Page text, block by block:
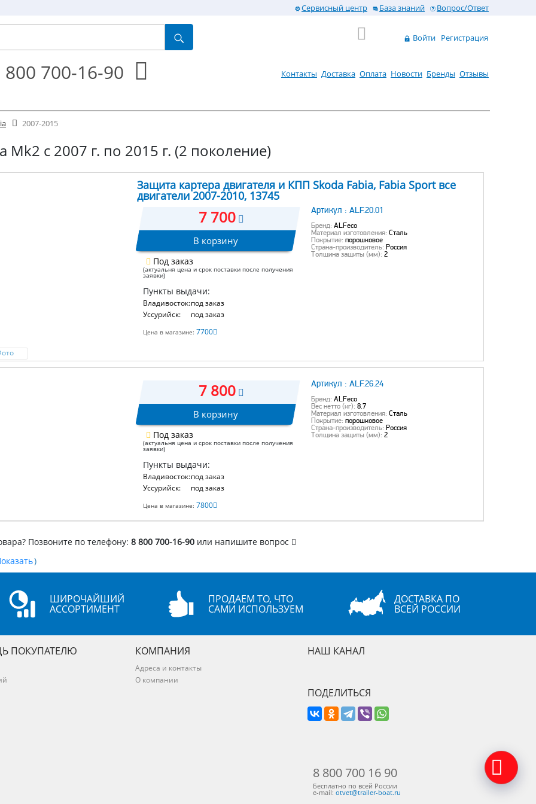
Сервисный центр База знаний Вопрос/Ответ
Войти Регистрация
800 700-16-90 Контакты Доставка Оплата Новости Бренды Отзывы
2007-2015
Mk2 с 2007 г. по 2015 г. (2 поколение)
Защита картера двигателя и КПП Skoda Fabia, Fabia Sport все
двигатели 2007-2010, 13745
7 700
В корзину
Под заказ
(актуальня цена и срок поставки после получения
заявки)
Пункты выдачи:
Владивосток:под заказ
Уссурийск:
под заказ
Цена в магазине: 7700
Артикул : ALF.20.01
Бренд: ALFeco
Материал изготовления: Сталь
Покрытие: порошковое
Страна-производитель: Россия
Толщина защиты (мм): 2
7 800
В корзину
Под заказ
(актуальня цена и срок поставки после получения
заявки)
Пункты выдачи:
Владивосток:под заказ
Уссурийск:
под заказ
Цена в магазине: 7800
Артикул : ALF.26.24
Бренд: ALFeco
Вес нетто (кг): 8.7
Материал изготовления: Сталь
Покрытие: порошковое
Страна-производитель: Россия
Толщина защиты (мм): 2
Позвоните по телефону: 8 800 700-16-90 или напишите вопрос
)
ШИРОЧАЙШИЙ
АССОРТИМЕНТ
ПРОДАЕМ ТО, ЧТО
САМИ ИСПОЛЬЗУЕМ
ДОСТАВКА ПО
ВСЕЙ РОССИИ
ПОКУПАТЕЛЮ КОМПАНИЯ
Адреса и контакты
О компании
НАШ КАНАЛ
ПОДЕЛИТЬСЯ
8 800 700 16 90
Бесплатно по всей России
e-mail: otvet@trailer-boat.ru